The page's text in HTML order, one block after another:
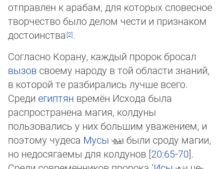
отправлен к арабам, для которых сло­вес­ное
твор­чество было делом чести и признаком
достоинства
.
Согласно Корану, каждый пророк бросал
вызов своему народу в той области знаний,
в которой те разбирались лучше всего.
Среди египтян времён Исхода была
распространена магия, колдуны
пользовались у них большим уважением, и
поэтому чу­де­са Мусы
были сроду магии,
но недосягаемы для колдунов [20:65-70].